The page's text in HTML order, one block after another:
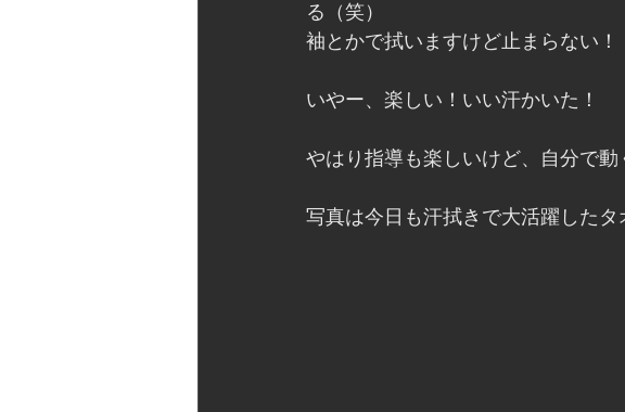
る（笑）
袖とかで拭いますけど止まらない！
いやー、楽しい！いい汗かいた！
やはり指導も楽しいけど、自分で動
写真は今日も汗拭きで大活躍したタ